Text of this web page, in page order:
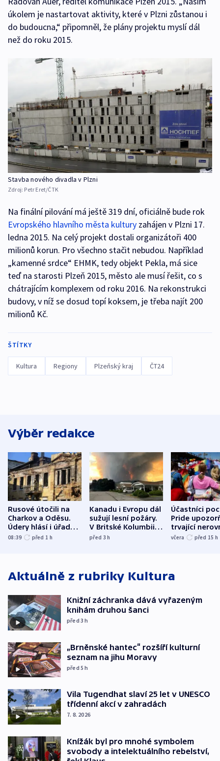
úkolem je nastartovat aktivity, které v Plzni zůstanou i
do budoucna,“ připomněl, že plány projektu myslí dál
než do roku 2015.
Stavba nového divadla v Plzni
Zdroj: Petr Eret/ČTK
Na finální pilování má ještě 319 dní, oficiálně bude rok
Evropského hlavního města kultury zahájen v Plzni 17.
ledna 2015. Na celý projekt dostali organizátoři 400
milionů korun. Pro všechno stačit nebudou. Například
„kamenné srdce“ EHMK, tedy objekt Pekla, má sice
teď na starosti Plzeň 2015, město ale musí řešit, co s
chátrajícím komplexem od roku 2016. Na rekonstrukci
budovy, v níž se dosud topí koksem, je třeba najít 200
milionů Kč.
ŠTÍTKY
Kultura Regiony Plzeňský kraj ČT24
Výběr redakce
Rusové útočili na
Charkov a Oděsu.
Údery hlásí i úřady v
Bělgorodu
08:39 před 1 h
Kanadu i Evropu dál
sužují lesní požáry.
V Britské Kolumbii
evakuovali tisíce lidí
před 3h
Účastníci
Pride
trvající
včera před 15 h
Aktuálně z rubriky Kultura
Knižní záchranka dává vyřazeným
knihám druhou šanci
před 3h
„Brněnské hantec“ rozšíří kulturní
seznam na jihu Moravy
před 5h
Vila Tugendhat slaví 25 let v UNESCO
třídenní akcí v zahradách
7. 8. 2026
Knížák byl pro mnohé symbolem
svobody a intelektuálního rebelství,